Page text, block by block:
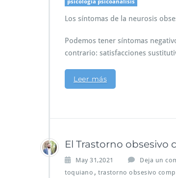
psicologia psicoanalisis
Los síntomas de la neurosis
Podemos tener síntomas
contrario: satisfacciones
Leer más
El Trastorno obsesivo
May 31,2021 Deja un
toquiano , trastorno obsesivo